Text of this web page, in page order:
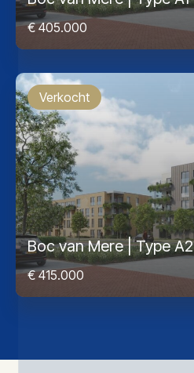
€ 405.000
Verkocht
Boc van Mere | Type A2
€ 415.000